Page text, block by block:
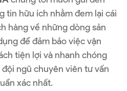
tin hữu ích nhằm đem lại cái
hàng về những dòng sản
để đảm bảo việc vận
tiện lợi và nhanh chóng
ngũ chuyên viên tư vấn
xác nhất.